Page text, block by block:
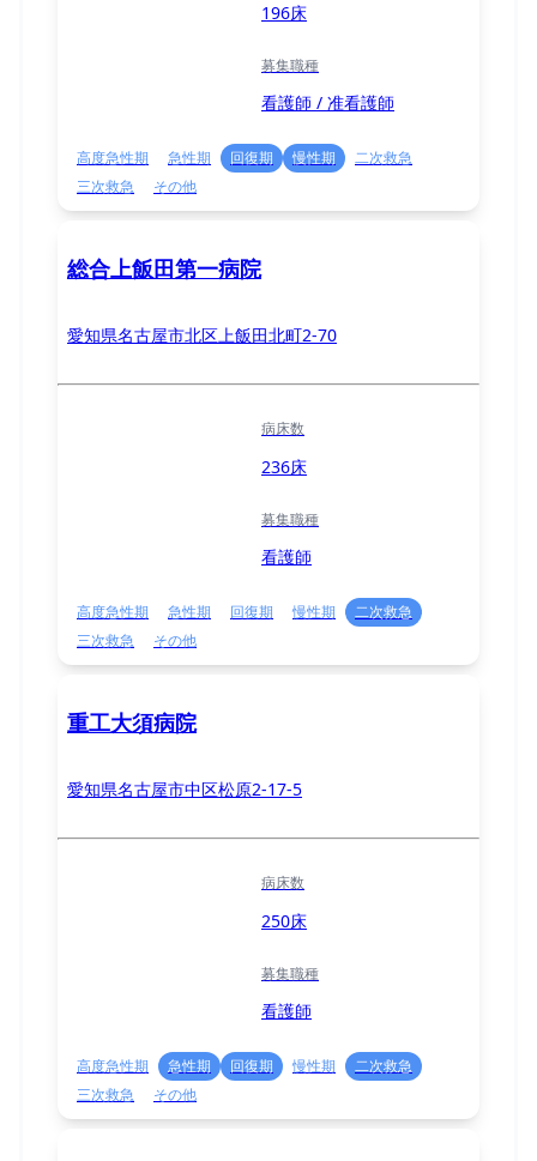
196床
募集職種
看護師 / 准看護師
高度急性期 急性期 回復期 慢性期
二次救急
三次救急
その他
総合上飯田第一病院
愛知県名古屋市北区上飯田北町2-70
病床数
236床
募集職種
看護師
高度急性期 急性期 回復期 慢性期
二次救急
三次救急
その他
重工大須病院
愛知県名古屋市中区松原2-17-5
病床数
250床
募集職種
看護師
高度急性期 急性期 回復期 慢性期
二次救急
三次救急
その他